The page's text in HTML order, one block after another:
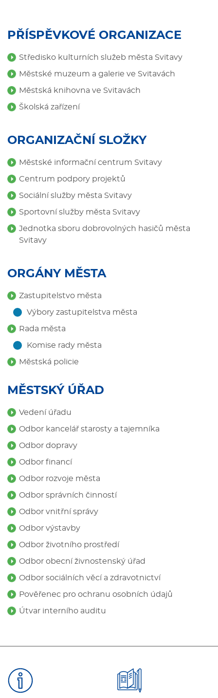
PŘÍSPĚVKOVÉ ORGANIZACE
Středisko kulturních služeb města Svitavy
Městské muzeum a galerie ve Svitavách
Městská knihovna ve Svitavách
Školská zařízení
ORGANIZAČNÍ SLOŽKY
Městské informační centrum Svitavy
Centrum podpory projektů
Sociální služby města Svitavy
Sportovní služby města Svitavy
Jednotka sboru dobrovolných hasičů města
Svitavy
ORGÁNY MĚSTA
Zastupitelstvo města
Výbory zastupitelstva města
Rada města
Komise rady města
Městská policie
MĚSTSKÝ ÚŘAD
Vedení úřadu
Odbor kancelář starosty a tajemníka
Odbor dopravy
Odbor financí
Odbor rozvoje města
Odbor správních činností
Odbor vnitřní správy
Odbor výstavby
Odbor životního prostředí
Odbor obecní živnostenský úřad
Odbor sociálních věcí a zdravotnictví
Pověřenec pro ochranu osobních údajů
Útvar interního auditu